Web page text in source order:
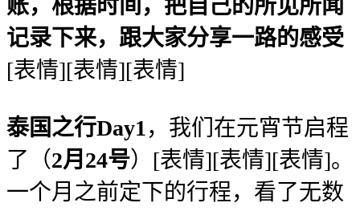
账，根据时间，把自己的所见所闻
记录下来，跟大家分享一路的感受
[表情][表情][表情]
泰国之行Day1，我们在元宵节启程
了（2月24号）[表情][表情][表情]。
一个月之前定下的行程，看了无数